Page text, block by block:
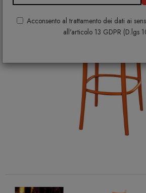
Acconsento al trattamento dei dati ai
all'articolo 13 GDPR (D.lgs